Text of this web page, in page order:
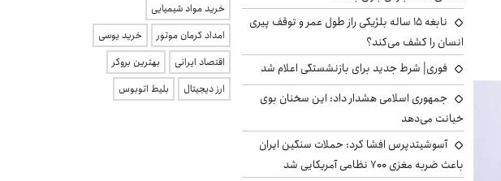
نابغه ۱۵ ساله بلژیکی راز طول عمر و توقف پیری
انسان را کشف می‌کند؟
فوری| شرط جدید برای بازنشستگی اعلام شد
جمهوری اسلامی هشدار داد: این سخنان بوی
خیانت می‌دهد
آسوشیتدپرس افشا کرد: حملات سنگین ایران
باعث ضربه مغزی ۷۰۰ نظامی آمریکایی شد
خرید مواد شیمیایی
امداد کرمان موتور
خرید یوسی
اقتصاد ایرانی
بهترین بروکر
ارز دیجیتال
بلیط اتوبوس